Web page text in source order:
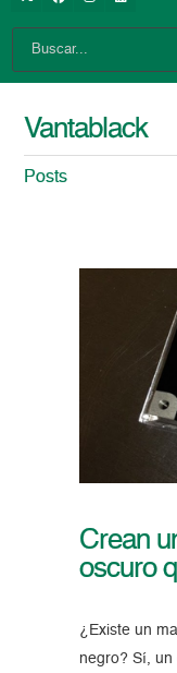
Vantablack
Posts
Crean
oscuro
¿Existe un
negro? Sí,